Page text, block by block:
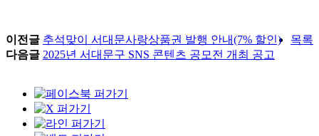
목록
이전글 추석맞이 서대문사랑상품권 발행 안내(7% 할인)
다음글 2025년 서대문구 SNS 콘텐츠 공모전 개최 공고